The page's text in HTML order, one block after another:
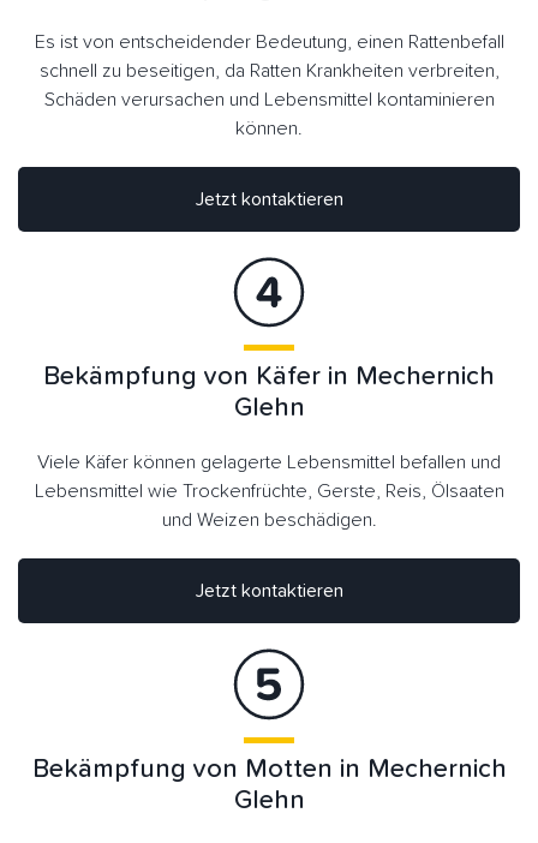
Es ist von entscheidender Bedeutung, einen Rattenbefall
schnell zu beseitigen, da Ratten Krankheiten verbreiten,
Schäden verursachen und Lebensmittel kontaminieren
können.
Jetzt kontaktieren
Jetzt kontaktieren
Bekämpfung von Käfer in Mechernich
Glehn
Viele Käfer können gelagerte Lebensmittel befallen und
Lebensmittel wie Trockenfrüchte, Gerste, Reis, Ölsaaten
und Weizen beschädigen.
Bekämpfung von Motten in Mechernich
Glehn